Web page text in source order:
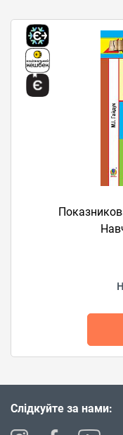
Слідкуйте за нами: